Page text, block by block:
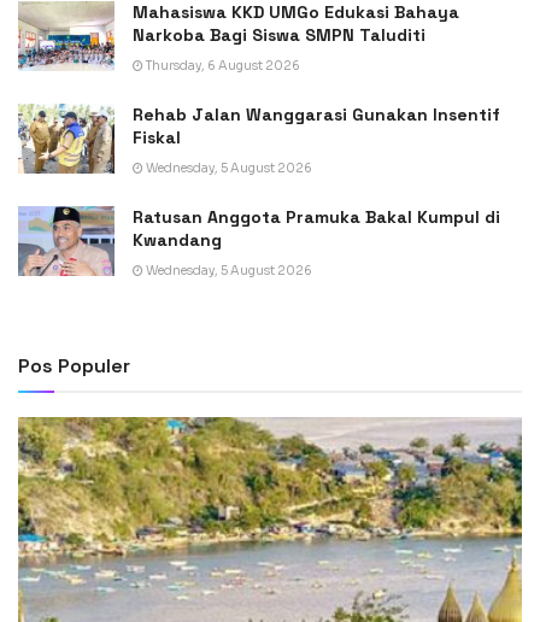
Mahasiswa KKD UMGo Edukasi Bahaya
Narkoba Bagi Siswa SMPN Taluditi
Thursday, 6 August 2026
Rehab Jalan Wanggarasi Gunakan Insentif
Fiskal
Wednesday, 5 August 2026
Ratusan Anggota Pramuka Bakal Kumpul di
Kwandang
Wednesday, 5 August 2026
Pos Populer